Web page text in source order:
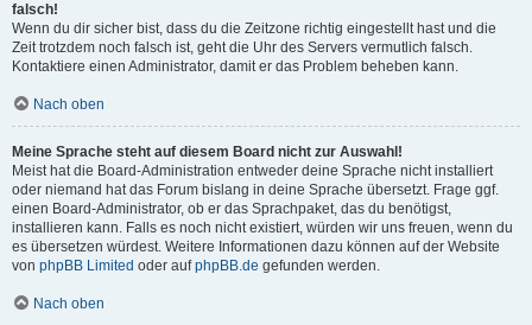
falsch!
Wenn du dir sicher bist, dass du die Zeitzone richtig eingestellt hast und die
Zeit trotzdem noch falsch ist, geht die Uhr des Servers vermutlich falsch.
Kontaktiere einen Administrator, damit er das Problem beheben kann.
Nach oben
Meine Sprache steht auf diesem Board nicht zur Auswahl!
Meist hat die Board-Administration entweder deine Sprache nicht installiert
oder niemand hat das Forum bislang in deine Sprache übersetzt. Frage ggf.
einen Board-Administrator, ob er das Sprachpaket, das du benötigst,
installieren kann. Falls es noch nicht existiert, würden wir uns freuen, wenn du
es übersetzen würdest. Weitere Informationen dazu können auf der Website
von phpBB Limited oder aufphpBB.de gefunden werden.
Nach oben